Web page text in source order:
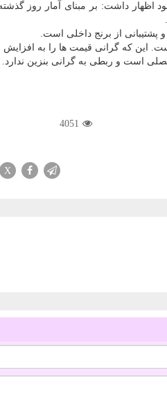
و پشتیبانی از برنج داخلی است.
تخلفات تشكیل شده است. این كه گرانی قیمت ها را به
است و ربطی به گرانی بنزین ندارد.
4051
X